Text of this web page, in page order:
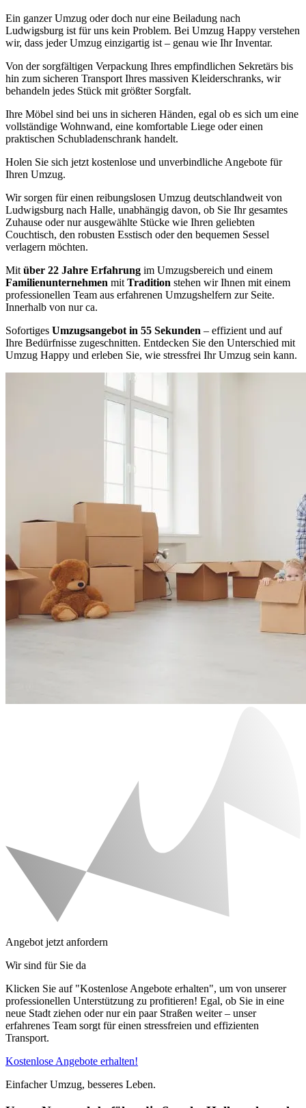
Ein ganzer Umzug oder doch nur eine Beiladung nach
Ludwigsburg ist für uns kein Problem. Bei Umzug Happy verstehen
wir, dass jeder Umzug einzigartig ist – genau wie Ihr Inventar.
Von der sorgfältigen Verpackung Ihres empfindlichen Sekretärs bis
hin zum sicheren Transport Ihres massiven Kleiderschranks, wir
behandeln jedes Stück mit größter Sorgfalt.
Ihre Möbel sind bei uns in sicheren Händen, egal ob es sich um eine
vollständige Wohnwand, eine komfortable Liege oder einen
praktischen Schubladenschrank handelt.
Holen Sie sich jetzt kostenlose und unverbindliche Angebote für
Ihren Umzug.
Wir sorgen für einen reibungslosen Umzug deutschlandweit von
Ludwigsburg nach Halle, unabhängig davon, ob Sie Ihr gesamtes
Zuhause oder nur ausgewählte Stücke wie Ihren geliebten
Couchtisch, den robusten Esstisch oder den bequemen Sessel
verlagern möchten.
Mit über 22 Jahre Erfahrung im Umzugsbereich und einem
Familienunternehmen mit Tradition stehen wir Ihnen mit einem
professionellen Team aus erfahrenen Umzugshelfern zur Seite.
Innerhalb von nur ca.
Sofortiges Umzugsangebot in 55 Sekunden – effizient und auf
Ihre Bedürfnisse zugeschnitten. Entdecken Sie den Unterschied mit
Umzug Happy und erleben Sie, wie stressfrei Ihr Umzug sein kann.
Angebot jetzt anfordern
Wir sind für Sie da
Klicken Sie auf "Kostenlose Angebote erhalten", um von unserer
professionellen Unterstützung zu profitieren! Egal, ob Sie in eine
neue Stadt ziehen oder nur ein paar Straßen weiter – unser
erfahrenes Team sorgt für einen stressfreien und effizienten
Transport.
Kostenlose Angebote erhalten!
Einfacher Umzug, besseres Leben.